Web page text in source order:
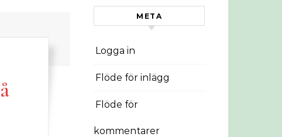
META
Logga in
Flöde för inlägg
Flöde för
kommentarer